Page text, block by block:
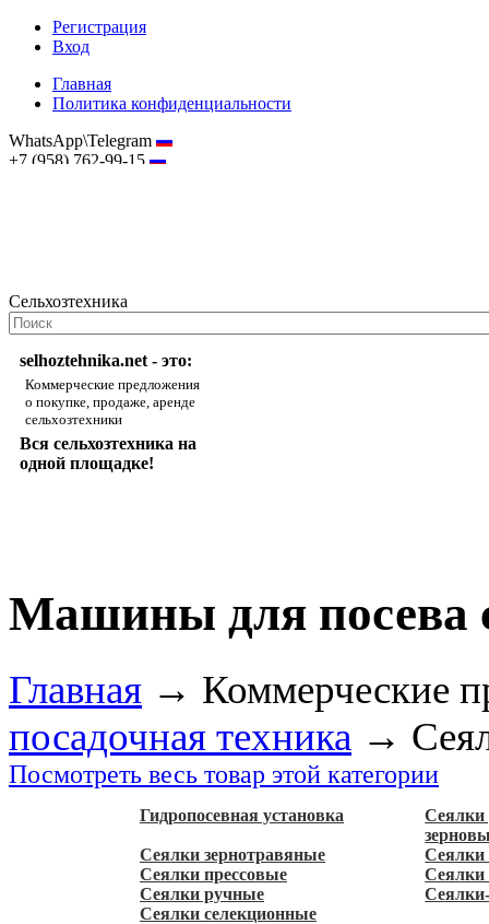
Регистрация
Вход
Главная
Политика конфиденциальности
WhatsApp\Telegram
+7 (958) 762-99-15
Сельхозтехника
selhoztehnika.net - это:
Коммерческие предложения
о покупке, продаже, аренде
сельхозтехники
Вся сельхозтехника на
одной площадке!
Машины для посева
Главная → Коммерческие
посадочная техника →
Посмотреть весь товар этой категории
Гидропосевная установка
Сеялки
Сеялки зернотравяные
Сеялки прессовые
Сеялки ручные
Сеялки селекционные